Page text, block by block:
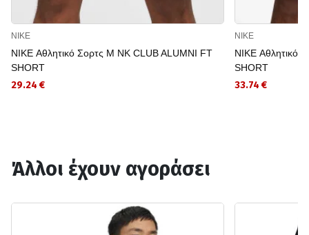
NIKE
NIKE Αθλητικό Σορτς M NK CLUB ALUMNI FT
SHORT
29.24 €
NIKE
NIKE Αθλητικό
SHORT
33.74 €
Άλλοι έχουν αγοράσει